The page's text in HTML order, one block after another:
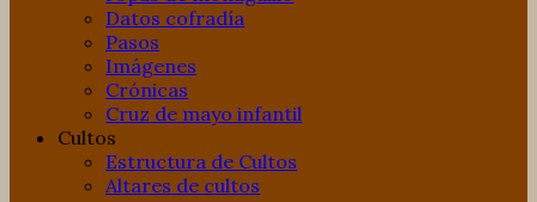
Datos cofradía
Pasos
Imágenes
Crónicas
Cruz de mayo infantil
Cultos
Estructura de Cultos
Altares de cultos